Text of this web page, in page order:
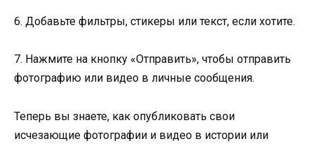
6. Добавьте фильтры, стикеры или текст, если хотите.
7. Нажмите на кнопку «Отправить», чтобы отправить
фотографию или видео в личные сообщения.
Теперь вы знаете, как опубликовать свои
исчезающие фотографии и видео в истории или